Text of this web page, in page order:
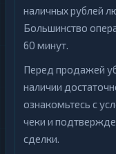
наличных рублей
Большинство
60 минут.
Перед продажей
наличии
ознакомьтесь с
чеки и
сделки.